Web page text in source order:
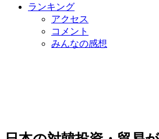
ランキング
アクセス
コメント
みんなの感想